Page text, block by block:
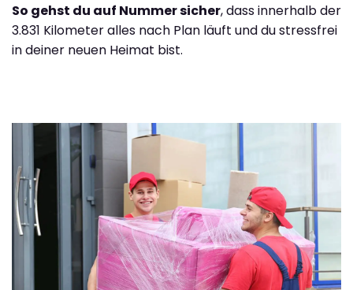
So gehst du auf Nummer sicher, dass innerhalb der
3.831 Kilometer alles nach Plan läuft und du stressfrei
in deiner neuen Heimat bist.